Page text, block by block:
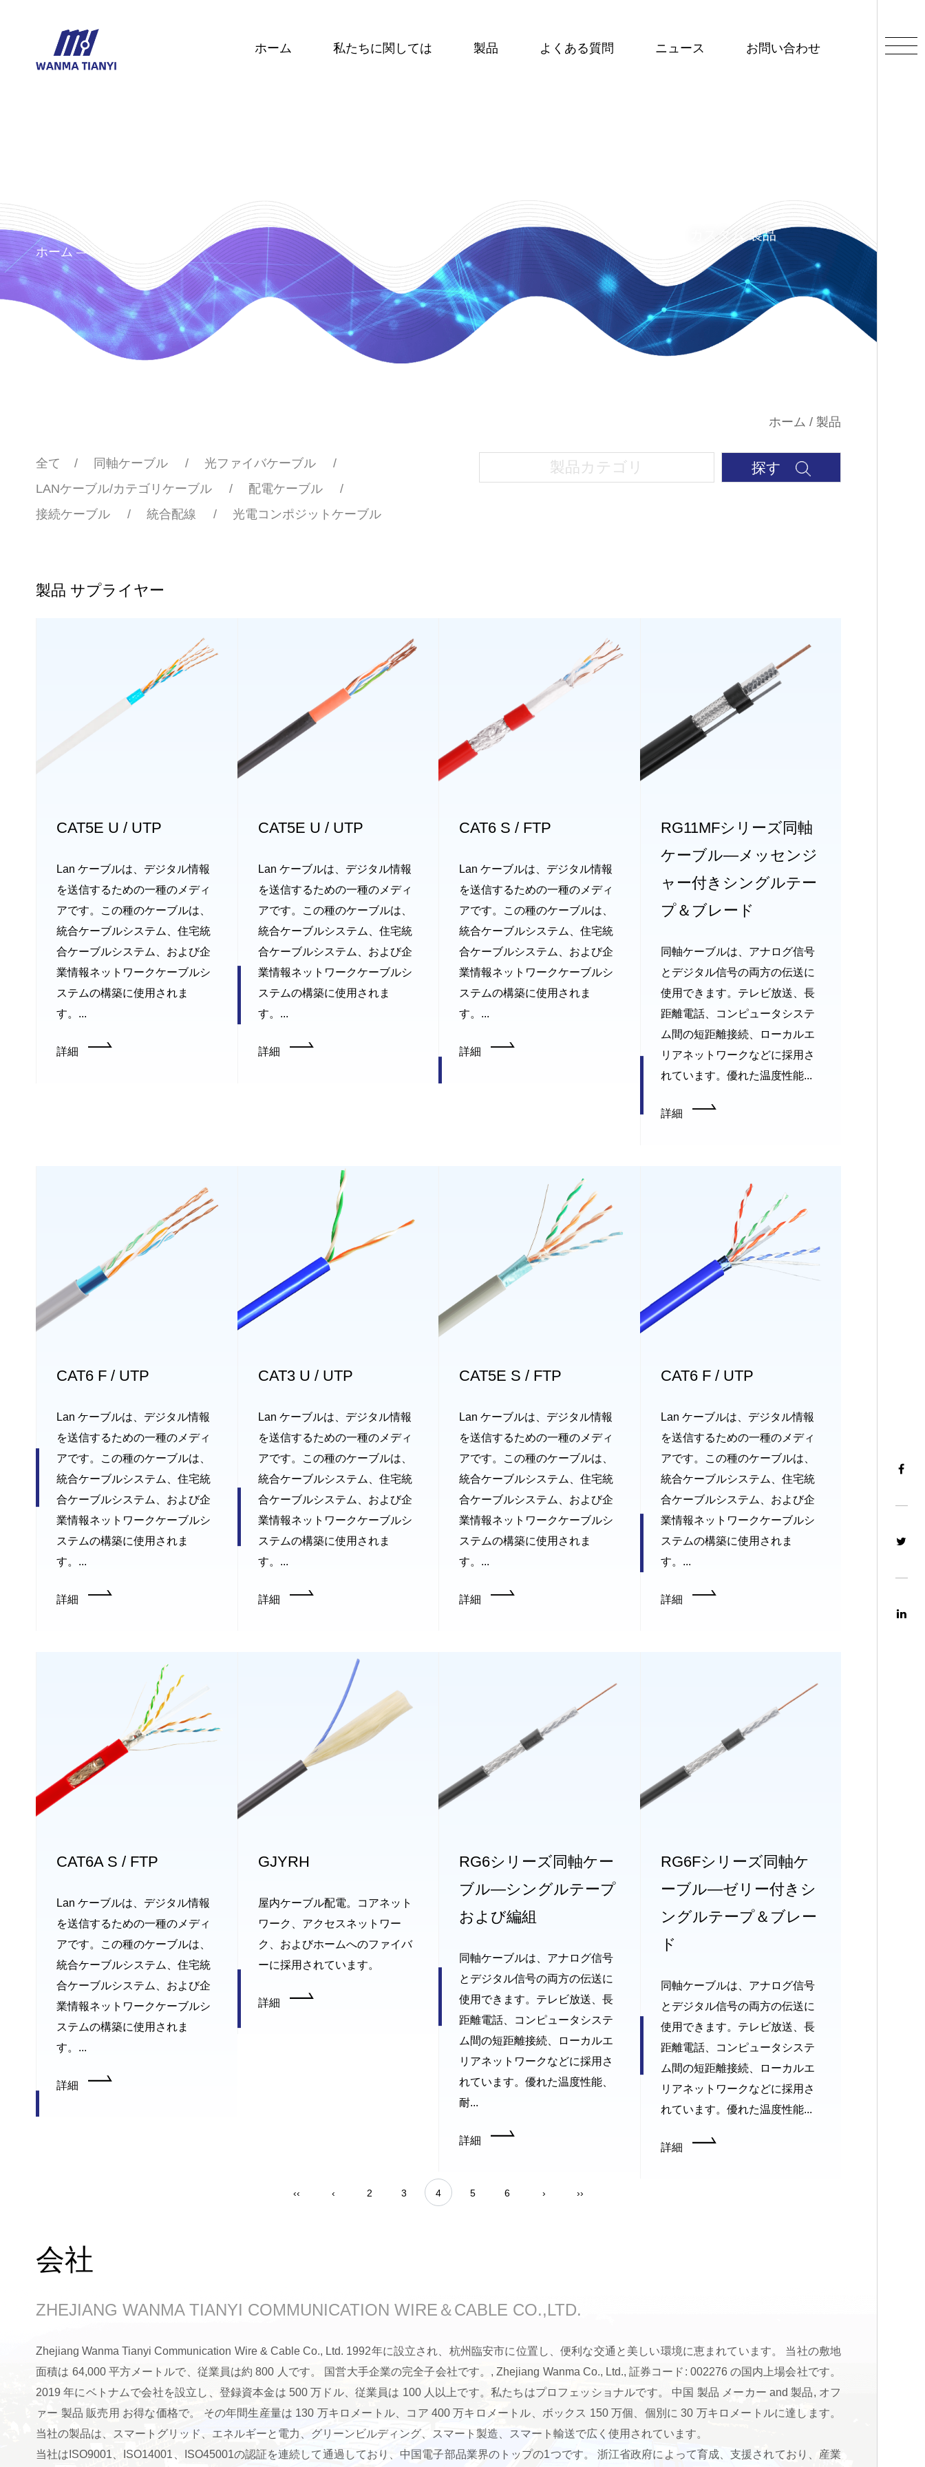
ホーム 私たちに関しては 製品 よくある質問 ニュース お問い合わせ
ホーム
カスタム 製品
ホーム / 製品
全て 同軸ケーブル
光ファイバケーブル
LANケーブル/カテゴリケーブル
配電ケーブル
接続ケーブル
統合配線 光電コンポジットケーブル
探す
製品 サプライヤー
CAT5E U / UTP
Lan ケーブルは、デジタル情報
を送信するための一種のメディ
アです。この種のケーブルは、
統合ケーブルシステム、住宅統
合ケーブルシステム、および企
業情報ネットワークケーブルシ
ステムの構築に使用されま
す。...
詳細
CAT5E U / UTP
Lan ケーブルは、デジタル情報
を送信するための一種のメディ
アです。この種のケーブルは、
統合ケーブルシステム、住宅統
合ケーブルシステム、および企
業情報ネットワークケーブルシ
ステムの構築に使用されま
す。...
詳細
CAT6 S / FTP
Lan ケーブルは、デジタル情報
を送信するための一種のメディ
アです。この種のケーブルは、
統合ケーブルシステム、住宅統
合ケーブルシステム、および企
業情報ネットワークケーブルシ
ステムの構築に使用されま
す。...
詳細
RG11MFシリーズ同軸
ケーブル—メッセンジ
ャー付きシングルテー
プ＆ブレード
同軸ケーブルは、アナログ信号
とデジタル信号の両方の伝送に
使用できます。テレビ放送、長
距離電話、コンピュータシステ
ム間の短距離接続、ローカルエ
リアネットワークなどに採用さ
れています。優れた温度性能...
詳細
CAT6 F / UTP
Lan ケーブルは、デジタル情報
を送信するための一種のメディ
アです。この種のケーブルは、
統合ケーブルシステム、住宅統
合ケーブルシステム、および企
業情報ネットワークケーブルシ
ステムの構築に使用されま
す。...
詳細
CAT3 U / UTP
Lan ケーブルは、デジタル情報
を送信するための一種のメディ
アです。この種のケーブルは、
統合ケーブルシステム、住宅統
合ケーブルシステム、および企
業情報ネットワークケーブルシ
ステムの構築に使用されま
す。...
詳細
CAT5E S / FTP
Lan ケーブルは、デジタル情報
を送信するための一種のメディ
アです。この種のケーブルは、
統合ケーブルシステム、住宅統
合ケーブルシステム、および企
業情報ネットワークケーブルシ
ステムの構築に使用されま
す。...
詳細
CAT6 F / UTP
Lan ケーブルは、デジタル情報
を送信するための一種のメディ
アです。この種のケーブルは、
統合ケーブルシステム、住宅統
合ケーブルシステム、および企
業情報ネットワークケーブルシ
ステムの構築に使用されま
す。...
詳細
CAT6A S / FTP
Lan ケーブルは、デジタル情報
を送信するための一種のメディ
アです。この種のケーブルは、
統合ケーブルシステム、住宅統
合ケーブルシステム、および企
業情報ネットワークケーブルシ
ステムの構築に使用されま
す。...
詳細
GJYRH
屋内ケーブル配電。コアネット
ワーク、アクセスネットワー
ク、およびホームへのファイバ
ーに採用されています。
詳細
RG6シリーズ同軸ケー
ブル—シングルテープ
および編組
同軸ケーブルは、アナログ信号
とデジタル信号の両方の伝送に
使用できます。テレビ放送、長
距離電話、コンピュータシステ
ム間の短距離接続、ローカルエ
リアネットワークなどに採用さ
れています。優れた温度性能、
耐...
詳細
RG6Fシリーズ同軸ケ
ーブル—ゼリー付きシ
ングルテープ＆ブレー
ド
同軸ケーブルは、アナログ信号
とデジタル信号の両方の伝送に
使用できます。テレビ放送、長
距離電話、コンピュータシステ
ム間の短距離接続、ローカルエ
リアネットワークなどに採用さ
れています。優れた温度性能...
詳細
‹‹ ‹ 2 3 4 5 6 › ››
会社
ZHEJIANG WANMA TIANYI COMMUNICATION WIRE＆CABLE CO.,LTD.
Zhejiang Wanma Tianyi Communication Wire & Cable Co., Ltd. 1992年に設立され、杭州臨安市に位置し、便利な交通と美しい環境に恵まれています。 当社の敷地
面積は 64,000 平方メートルで、従業員は約 800 人です。 国営大手企業の完全子会社です。, Zhejiang Wanma Co., Ltd., 証券コード: 002276 の国内上場会社です。
2019 年にベトナムで会社を設立し、登録資本金は 500 万ドル、従業員は 100 人以上です。私たちはプロフェッショナルです。 中国 製品 メーカー and製品, オフ
ァー 製品 販売用 お得な価格で。 その年間生産量は 130 万キロメートル、コア 400 万キロメートル、ボックス 150 万個、個別に 30 万キロメートルに達します。
当社の製品は、スマートグリッド、エネルギーと電力、グリーンビルディング、スマート製造、スマート輸送で広く使用されています。
当社はISO9001、ISO14001、ISO45001の認証を連続して通過しており、中国電子部品業界のトップの1つです。 浙江省政府によって育成、支援されており、産業